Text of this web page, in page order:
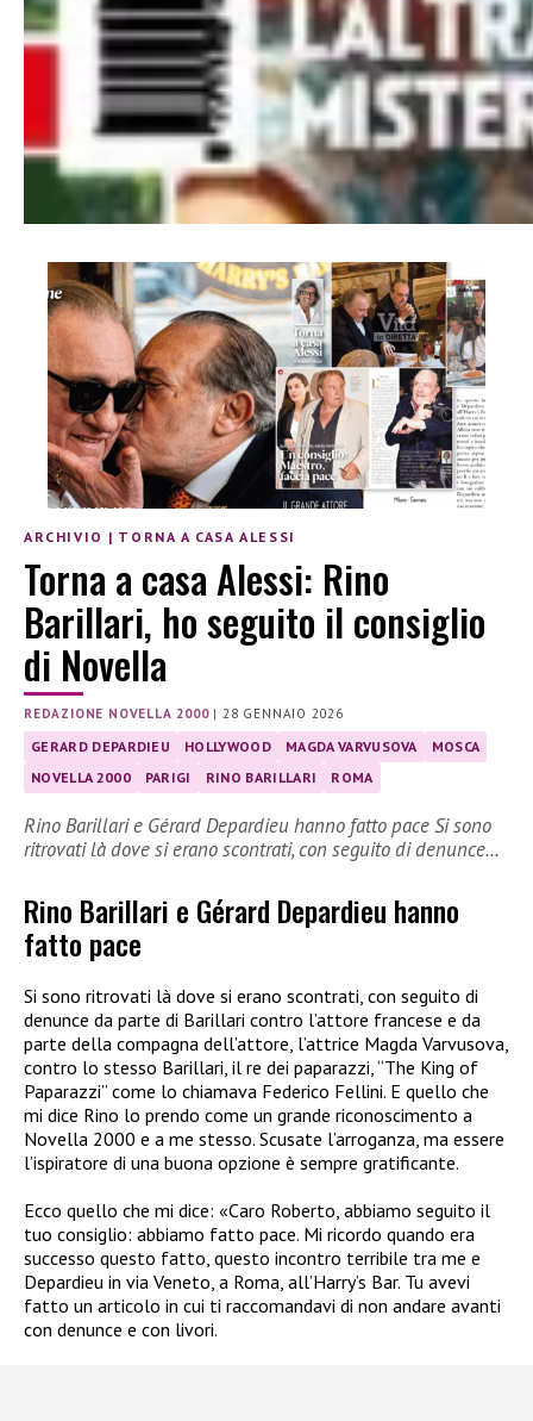
ARCHIVIO | TORNA A CASA ALESSI
Torna a casa Alessi: Rino
Barillari, ho seguito il consiglio
di Novella
REDAZIONE NOVELLA 2000|28 GENNAIO 2026
GERARD DEPARDIEU HOLLYWOOD MAGDA VARVUSOVA
MOSCA
NOVELLA 2000
PARIGI RINO BARILLARI ROMA
Rino Barillari e Gérard Depardieu hanno fatto pace Si sono
ritrovati là dove si erano scontrati, con seguito di denunce…
Rino Barillari e Gérard Depardieu hanno
fatto pace
Si sono ritrovati là dove si erano scontrati, con seguito di
denunce da parte di Barillari contro l’attore francese e da
parte della compagna dell’attore, l’attrice Magda Varvusova,
contro lo stesso Barillari, il re dei paparazzi, “The King of
Paparazzi” come lo chiamava Federico Fellini. E quello che
mi dice Rino lo prendo come un grande riconoscimento a
Novella 2000 e a me stesso. Scusate l’arroganza, ma essere
l’ispiratore di una buona opzione è sempre gratificante.
Ecco quello che mi dice: «Caro Roberto, abbiamo seguito il
tuo consiglio: abbiamo fatto pace. Mi ricordo quando era
successo questo fatto, questo incontro terribile tra me e
Depardieu in via Veneto, a Roma, all’Harry’s Bar. Tu avevi
fatto un articolo in cui ti raccomandavi di non andare avanti
con denunce e con livori.